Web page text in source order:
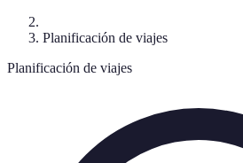
Planificación de viajes
Planificación de viajes